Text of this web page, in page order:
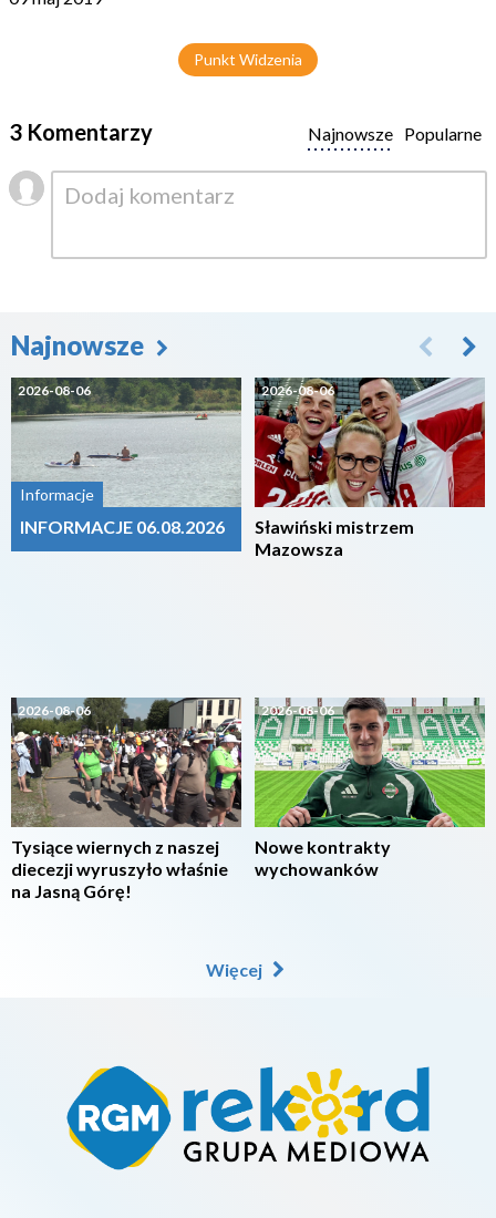
Punkt Widzenia
3 Komentarzy Popularne
Najnowsze
Najnowsze
2026-08-06
Informacje
INFORMACJE 06.08.2026
2026-08-06
Tysiące wiernych z naszej
diecezji wyruszyło właśnie
na Jasną Górę!
2026-08-06
Sławiński mistrzem
Mazowsza
2026-08-06
Nowe kontrakty
wychowanków
Więcej